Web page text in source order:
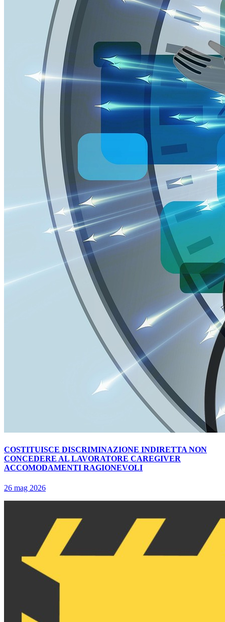
COSTITUISCE DISCRIMINAZIONE INDIRETTA NON
CONCEDERE AL LAVORATORE CAREGIVER
ACCOMODAMENTI RAGIONEVOLI
26 mag 2026